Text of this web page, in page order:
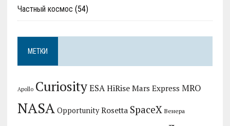
Частный космос (54)
МЕТКИ
Apollo Curiosity ESA HiRise Mars Express MRO
NASA Opportunity Rosetta SpaceX Венера